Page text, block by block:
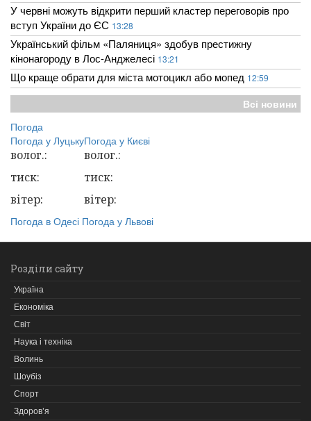
У червні можуть відкрити перший кластер переговорів про
вступ України до ЄС 13:28
Український фільм «Паляниця» здобув престижну
кінонагороду в Лос-Анджелесі 13:21
Що краще обрати для міста мотоцикл або мопед 12:59
Всі новини
Погода
Погода у ЛуцькуПогода у Києві
волог.:
тиск:
вітер:
волог.:
тиск:
вітер:
Погода в Одесі Погода у Львові
Розділи сайту
Україна
Економіка
Світ
Наука і техніка
Волинь
Шоубіз
Спорт
Здоров’я